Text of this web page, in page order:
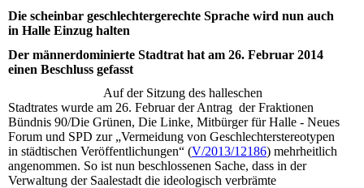
Die scheinbar geschlechtergerechte Sprache wird nun auch
in Halle Einzug halten
Der männerdominierte Stadtrat hat am 26. Februar 2014
einen Beschluss gefasst
Auf der Sitzung des halleschen
Stadtrates wurde am 26. Februar der Antrag der Fraktionen
Bündnis 90/Die Grünen, Die Linke, Mitbürger für Halle - Neues
Forum und SPD zur „Vermeidung von Geschlechterstereotypen
in städtischen Veröffentlichungen“ (V/2013/12186) mehrheitlich
angenommen. So ist nun beschlossenen Sache, dass in der
Verwaltung der Saalestadt die ideologisch verbrämte